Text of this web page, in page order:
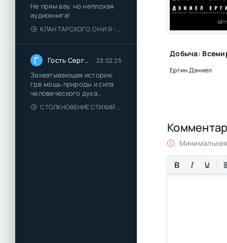
Не прям вау, но неплохая
аудиокнига!
КЛАН ТАРСКОГО. ОН И Я - ЕЛЕНА ТОДОРОВА (1)
Г Гость Сергей 23.02.25
Захватывающая история,
где мощь природы и сила
человеческого духа
сплетаются в напряжённый
и
СТОЛКНОВЕНИЕ СТИХИЙ - ВАЛЕРИЙ ГУМИНСКИЙ
30
31
Ергин Дэниел